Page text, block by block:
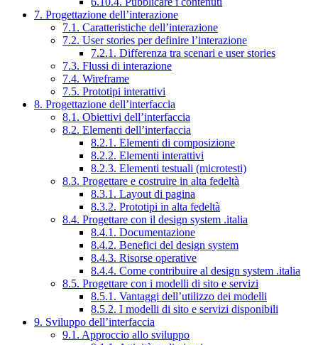
7. Progettazione dell’interazione
7.1. Caratteristiche dell’interazione
7.2. User stories per definire l’interazione
7.2.1. Differenza tra scenari e user stories
7.3. Flussi di interazione
7.4. Wireframe
7.5. Prototipi interattivi
8. Progettazione dell’interfaccia
8.1. Obiettivi dell’interfaccia
8.2. Elementi dell’interfaccia
8.2.1. Elementi di composizione
8.2.2. Elementi interattivi
8.2.3. Elementi testuali (microtesti)
8.3. Progettare e costruire in alta fedeltà
8.3.1. Layout di pagina
8.3.2. Prototipi in alta fedeltà
8.4. Progettare con il design system .italia
8.4.1. Documentazione
8.4.2. Benefici del design system
8.4.3. Risorse operative
8.4.4. Come contribuire al design system .italia
8.5. Progettare con i modelli di sito e servizi
8.5.1. Vantaggi dell’utilizzo dei modelli
8.5.2. I modelli di sito e servizi disponibili
9. Sviluppo dell’interfaccia
9.1. Approccio allo sviluppo